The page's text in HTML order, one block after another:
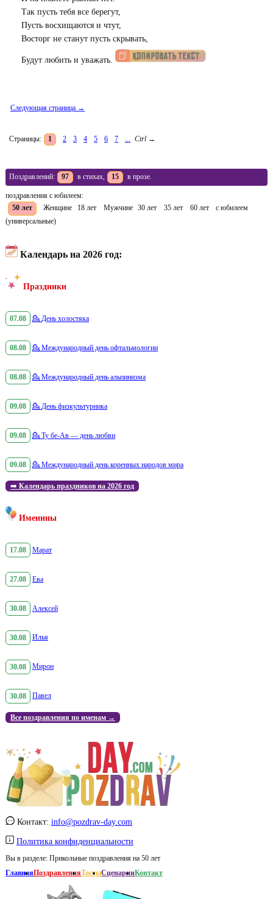
Так пусть тебя все берегут,
Пусть восхищаются и чтут,
Восторг не станут пусть скрывать,
Будут любить и уважать.
Следующая страница →
Страницы: 1 2 3 4 5 6 7 ... Ctrl →
Поздравлений: 97 в стихах, 15 в прозе.
поздравления с юбилеем:
50 лет
Женщине 18 лет Мужчине 30 лет 35 лет 60 лет
с юбилеем
(универсальные)
Календарь на 2026 год:
Праздники
07.08 💁 День холостяка
08.08 💁 Международный день офтальмологии
08.08 💁 Международный день альпинизма
09.08 💁 День физкультурника
09.08 💁 Ту бе-Ав — день любви
09.08 💁 Международный день коренных народов мира
➡️ Календарь праздников на 2026 год
Именины
17.08 Марат
27.08 Ева
30.08 Алексей
30.08 Илья
30.08 Мирон
30.08 Павел
Все поздравления по именам →
Контакт: info@pozdrav-day.com
Политика конфиденциальности
Вы в разделе: Прикольные поздравления на 50 лет
ГлавнаяПоздравленияТостыСценарииКонтакт